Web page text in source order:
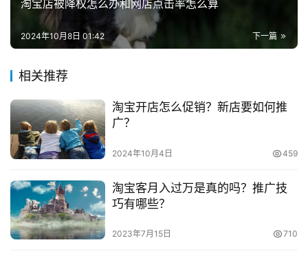
创
项
目
频
号
淘
宝
分
享
淘宝店被降权怎么办和网店点击率怎么算
下一篇
2024年10月8日 01:42
相关推荐
淘宝开店怎么促销？新店要如何推
广？
2024年10月4日 459
淘宝客月入过万是真的吗？推广技
巧有哪些？
2023年7月15日 710